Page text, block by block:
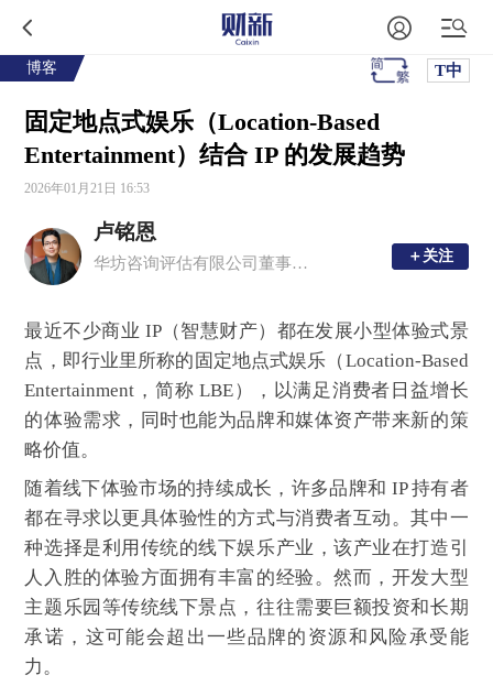
博客 T中
固定地点式娱乐（Location-Based
Entertainment）结合 IP 的发展趋势
2026年01月21日 16:53
卢铭恩
华坊咨询评估有限公司董事总经理、注册中国房地产估价师、香港测量师学会产业测量师 ＋关注
＋关注
最近不少商业 IP（智慧财产）都在发展小型体验式景
点，即行业里所称的固定地点式娱乐（Location-Based
Entertainment，简称 LBE），以满足消费者日益增长
的体验需求，同时也能为品牌和媒体资产带来新的策
略价值。
随着线下体验市场的持续成长，许多品牌和 IP 持有者
都在寻求以更具体验性的方式与消费者互动。其中一
种选择是利用传统的线下娱乐产业，该产业在打造引
人入胜的体验方面拥有丰富的经验。然而，开发大型
主题乐园等传统线下景点，往往需要巨额投资和长期
承诺，这可能会超出一些品牌的资源和风险承受能
力。